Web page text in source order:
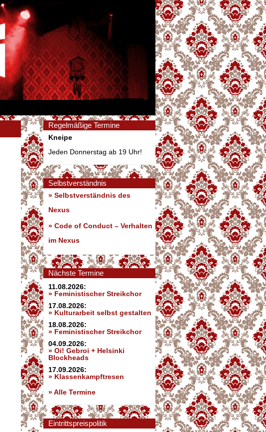
Regelmäßige Termine
Kneipe
Jeden Donnerstag ab 19 Uhr!
Selbstverständnis
» Selbstverständnis des
Nexus
» Code of Conduct – Verhalten
im Nexus
Nächste Termine
11.08.2026:
» Feministischer Streikchor
17.08.2026:
» Kulturarbeit selbst gestalten
18.08.2026:
» Feministischer Streikchor
04.09.2026:
» Oi! Gebroi + Helsinki
Blockheads
17.09.2026:
» Klassenkampftresen
» Alle Termine
Eintrittspreispolitik